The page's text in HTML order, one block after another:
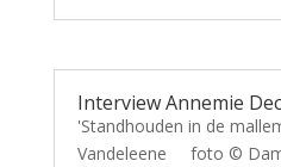
Interview Annemie
'Standhouden in de
Vandeleene foto ©